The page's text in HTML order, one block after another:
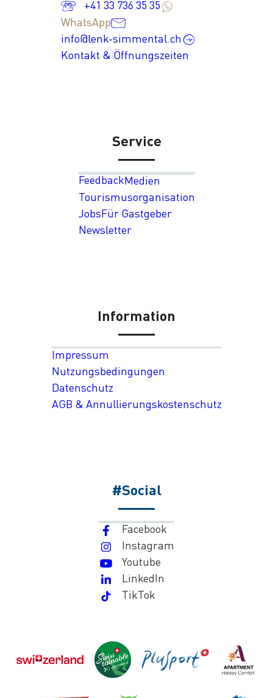
+41 33 736 35 35
WhatsApp
info@lenk-simmental.ch
Kontakt & Öffnungszeiten
Service
FeedbackMedien
Tourismusorganisation
JobsFür Gastgeber
Newsletter
Information
Impressum
Nutzungsbedingungen
Datenschutz
AGB & Annullierungskostenschutz
#Social
Facebook
Instagram
Youtube
LinkedIn
TikTok